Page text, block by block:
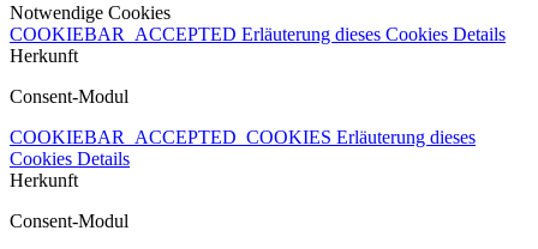
Notwendige Cookies
COOKIEBAR_ACCEPTED Erläuterung dieses Cookies Details
Herkunft
Consent-Modul
COOKIEBAR_ACCEPTED_COOKIES Erläuterung dieses
Cookies Details
Herkunft
Consent-Modul